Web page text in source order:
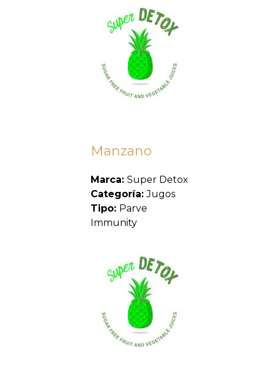
Manzano
Marca: Super Detox
Categoría:Jugos
Tipo: Parve
Immunity